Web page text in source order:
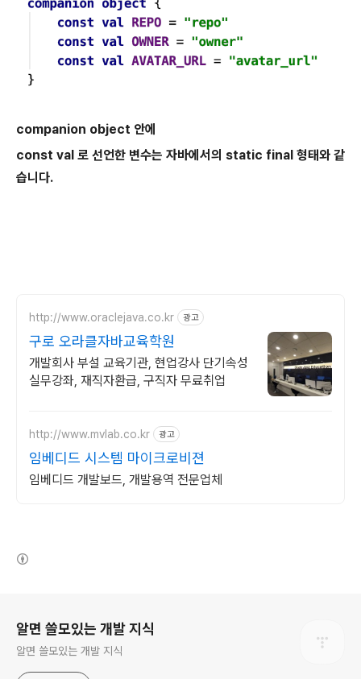
companion object 안에
const val 로 선언한 변수는 자바에서의 static final 형태와 같
습니다.
http://www.oraclejava.co.kr 광고
구로 오라클자바교육학원
개발회사 부설 교육기관, 현업강사 단기속성
실무강좌, 재직자환급, 구직자 무료취업
http://www.mvlab.co.kr 광고
임베디드 시스템 마이크로비젼
임베디드 개발보드, 개발용역 전문업체
알면 쓸모있는 개발 지식
알면 쓸모있는 개발 지식